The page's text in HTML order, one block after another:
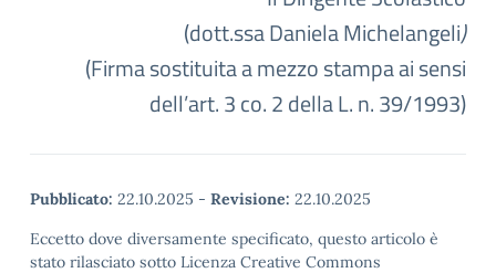
(dott.ssa Daniela Michelangeli)
(Firma sostituita a mezzo stampa ai sensi
dell’art. 3 co. 2 della L. n. 39/1993)
Pubblicato: 22.10.2025 - Revisione: 22.10.2025
Eccetto dove diversamente specificato, questo articolo è
stato rilasciato sotto Licenza Creative Commons